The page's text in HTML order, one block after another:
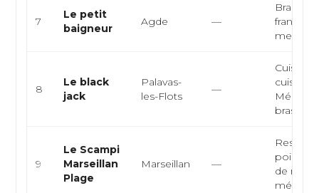
7
Le petit
baigneur
Agde —
mer
8
Le black
jack
Palavas-
les-Flots
—
Cuisine
cuisine
9
Le Scampi
Marseillan
Plage
Marseillan —
de mer,